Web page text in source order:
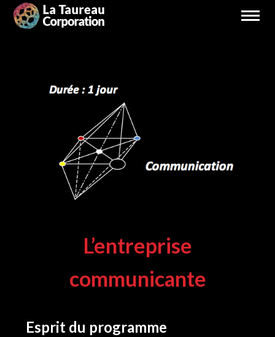
L’entreprise
communicante
Esprit du programme